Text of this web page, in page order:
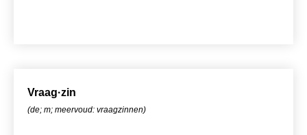
Vraag·zin
(de; m; meervoud: vraagzinnen)